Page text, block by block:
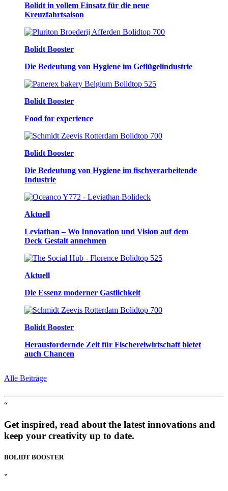
Bolidt in vollem Einsatz für die neue
Kreuzfahrtsaison
Bolidt Booster
Die Bedeutung von Hygiene im Geflügelindustrie
Bolidt Booster
Food for experience
Bolidt Booster
Die Bedeutung von Hygiene im fischverarbeitende
Industrie
Aktuell
Leviathan – Wo Innovation und Vision auf dem
Deck Gestalt annehmen
Aktuell
Die Essenz moderner Gastlichkeit
Bolidt Booster
Herausfordernde Zeit für Fischereiwirtschaft bietet
auch Chancen
Alle Beiträge
“
Get inspired, read about the latest innovations and
keep your creativity up to date.
BOLIDT BOOSTER
”